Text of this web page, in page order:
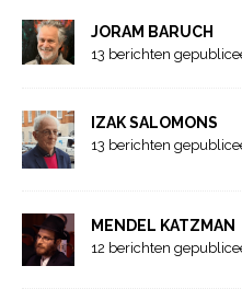
JORAM BARUCH
13 berichten
IZAK SALOMONS
13 berichten
MENDEL KATZMAN
12 berichten